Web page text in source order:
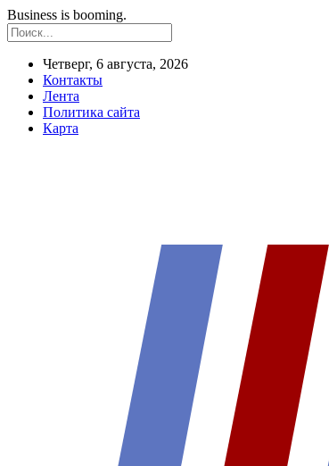
Business is booming.
Четверг, 6 августа, 2026
Контакты
Лента
Политика сайта
Карта